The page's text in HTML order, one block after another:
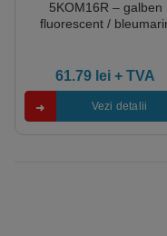
5KOM16R – galben
fluorescent /
61.79 lei + TVA
Vezi detalii